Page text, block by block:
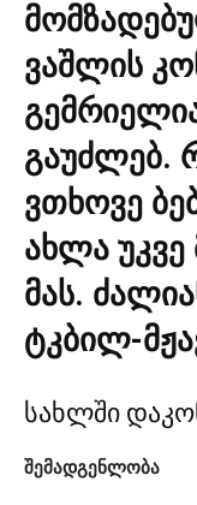
ვაშლის
გაუძლებ.
ვთხოვე
ახლა უკვე
მას.
ტკბილ-
სახლში
შემადგენლობა